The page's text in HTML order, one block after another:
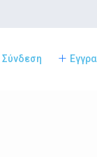
Σύνδεση